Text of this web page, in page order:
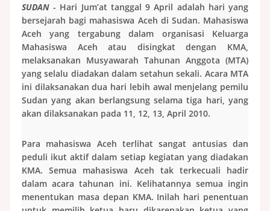
SUDAN - Hari Jum’at tanggal 9 April adalah hari yang
bersejarah bagi mahasiswa Aceh di Sudan. Mahasiswa
Aceh yang tergabung dalam organisasi Keluarga
Mahasiswa Aceh atau disingkat dengan KMA,
melaksanakan Musyawarah Tahunan Anggota (MTA)
yang selalu diadakan dalam setahun sekali. Acara MTA
ini dilaksanakan dua hari lebih awal menjelang pemilu
Sudan yang akan berlangsung selama tiga hari, yang
akan dilaksanakan pada 11, 12, 13, April 2010.
Para mahasiswa Aceh terlihat sangat antusias dan
peduli ikut aktif dalam setiap kegiatan yang diadakan
KMA. Semua mahasiswa Aceh tak terkecuali hadir
dalam acara tahunan ini. Kelihatannya semua ingin
menentukan masa depan KMA. Inilah hari penentuan